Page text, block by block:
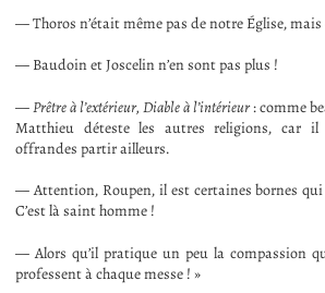
— Thoros n’était même pas de notre Église, mais
— Baudoin et Joscelin n’en sont pas plus !
—Prêtre à l’extérieur, Diable à l’intérieur: comme
Matthieu déteste les autres religions, car
offrandes partir ailleurs.
— Attention, Roupen, il est certaines bornes
C’est là saint homme !
— Alors qu’il pratique un peu la compassion
professent à chaque messe ! »